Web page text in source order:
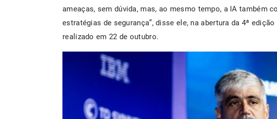
ameaças, sem dúvida, mas, ao mesmo tempo, a IA também
estratégias de segurança”, disse ele, na abertura da 4ª edição
realizado em 22 de outubro.